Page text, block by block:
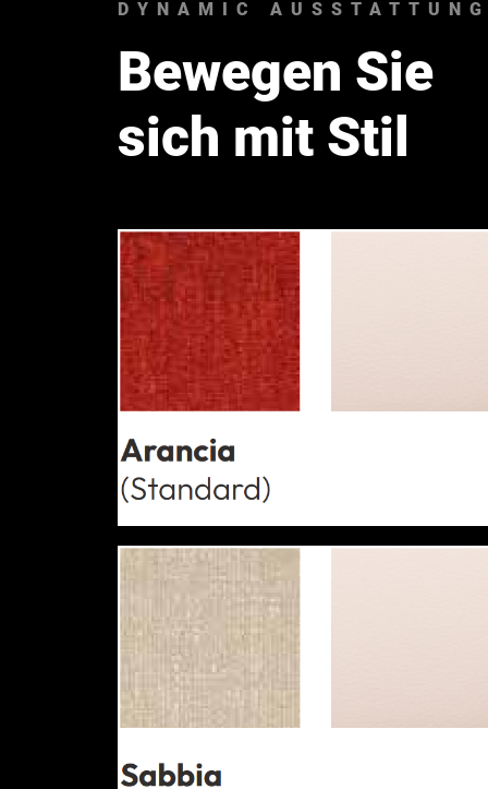
DYNAMIC
Bewegen Sie
sich mit Stil